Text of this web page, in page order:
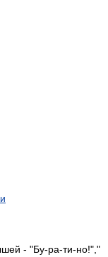
- "Бу-ра-ти-но!","